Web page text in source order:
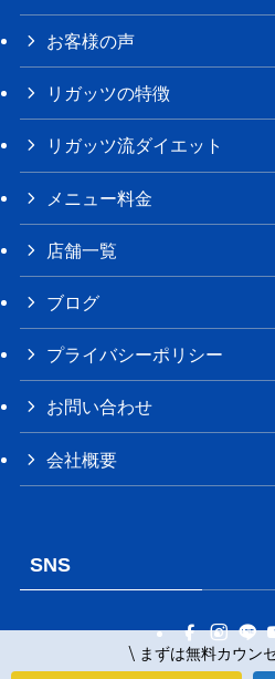
お客様の声
リガッツの特徴
リガッツ流ダイエット
メニュー料金
店舗一覧
ブログ
プライバシーポリシー
お問い合わせ
会社概要
SNS
\ まずは無料カウン